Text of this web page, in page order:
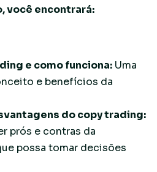
você encontrará:
e como funciona: Uma
e benefícios da
do copy trading:
prós e contras da
possa tomar decisões